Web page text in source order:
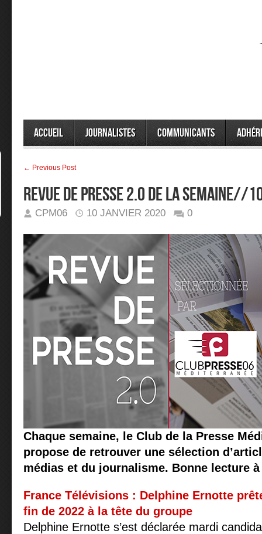
Accueil Journalistes Communicants
← Previous Post
Revue de presse 2.0 de la semaine//
CPM06 10 JANVIER 2020 0
Chaque semaine, le Club de la Presse
propose de retrouver une sélection
médias et du journalisme. Bonne lecture
France Télévisions : Delphine Ernotte
fin de 2022 à la tête du groupe
Delphine Ernotte s’est déclarée mardi